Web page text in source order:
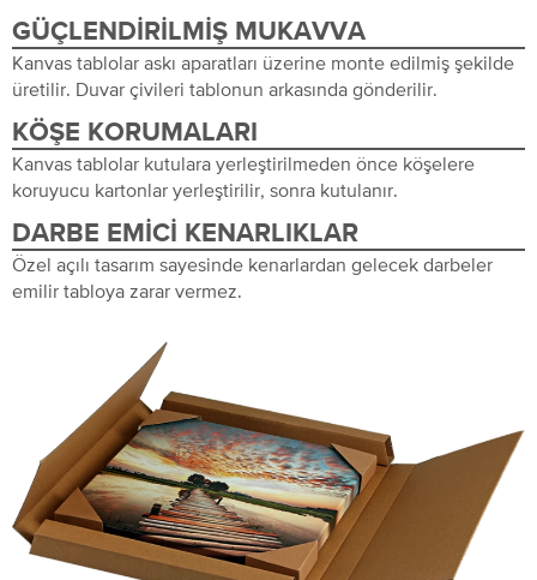
GÜÇLENDIRILMIŞ MUKAVVA
Kanvas tablolar askı aparatları üzerine monte edilmiş şekilde
üretilir. Duvar çivileri tablonun arkasında gönderilir.
KÖŞE KORUMALARI
Kanvas tablolar kutulara yerleştirilmeden önce köşelere
koruyucu kartonlar yerleştirilir, sonra kutulanır.
DARBE EMICI KENARLIKLAR
Özel açılı tasarım sayesinde kenarlardan gelecek darbeler
emilir tabloya zarar vermez.